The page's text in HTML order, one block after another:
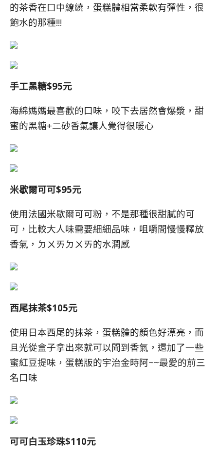
的茶香在口中繚繞，蛋糕體相當柔軟有彈性，很
飽水的那種!!!
手工黑糖$95元
海綿媽媽最喜歡的口味，咬下去居然會爆漿，甜
蜜的黑糖+二砂香氣讓人覺得很暖心
米歇爾可可$95元
使用法國米歇爾可可粉，不是那種很甜膩的可
可，比較大人味需要細細品味，咀嚼間慢慢釋放
香氣，ㄉㄨㄞㄉㄨㄞ的水潤感
西尾抹茶$105元
使用日本西尾的抹茶，蛋糕體的顏色好漂亮，而
且光從盒子拿出來就可以聞到香氣，還加了一些
蜜紅豆提味，蛋糕版的宇治金時阿~~最愛的前三
名口味
可可白玉珍珠$110元